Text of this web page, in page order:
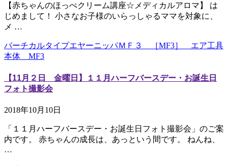
【赤ちゃんのほっぺクリーム講座☆メディカルアロマ】 は
じめまして！ 小さなお子様のいらっしゃるママを対象に、
メ …
バーチカルタイプエヤーニッパＭＦ３ ［MF3］ エア工具
本体 MF3
【11月２日 金曜日】１１月ハーフバースデー・お誕生日
フォト撮影会
2018年10月10日
「１１月ハーフバースデー・お誕生日フォト撮影会」のご案
内です。 赤ちゃんの成長は、あっという間です。 ねんね、
…